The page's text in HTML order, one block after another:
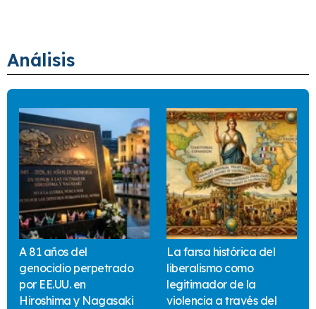
Análisis
A 81 años del
genocidio perpetrado
por EE.UU. en
Hiroshima y Nagasaki
La farsa histórica del
liberalismo como
legitimador de la
violencia a través del